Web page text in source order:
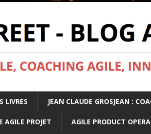
LIVRES JEAN CLAUDE GROSJEAN :
AGILE PROJET AGILE PRODUCT